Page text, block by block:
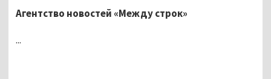
Агентство новостей «Между строк»
...